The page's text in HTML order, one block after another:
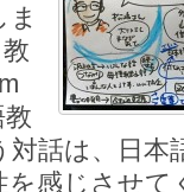
話は、日本
感じさせて